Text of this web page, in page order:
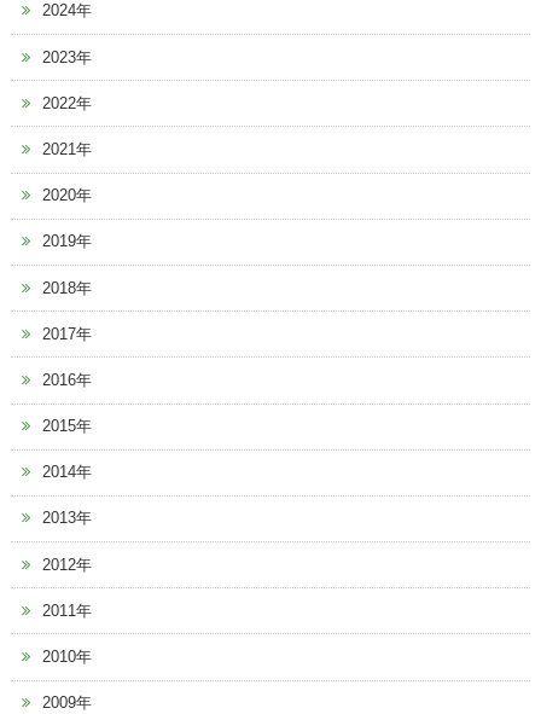
2024年
2023年
2022年
2021年
2020年
2019年
2018年
2017年
2016年
2015年
2014年
2013年
2012年
2011年
2010年
2009年